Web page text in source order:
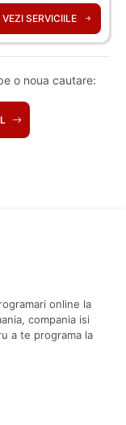
VEZI SERVICIILE
o noua cautare:
online la
compania isi
a te programa la